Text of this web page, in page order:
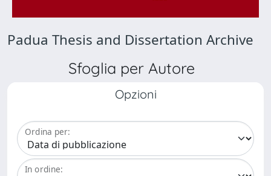
Padua Thesis and Dissertation Archive
Sfoglia per Autore
Opzioni
Ordina per:
In ordine: